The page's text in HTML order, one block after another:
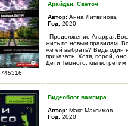
745316
Арайдан. Светоч
Автор: Анна Литвинова
Год: 2020
Продолжение
жить по новым правилам.
же ей выбрать? Ведь один
приказать. Хотя, порой,
Дети Темного, мы встретим
Видеоблог вампира
Автор: Макс Максимов
Год: 2020